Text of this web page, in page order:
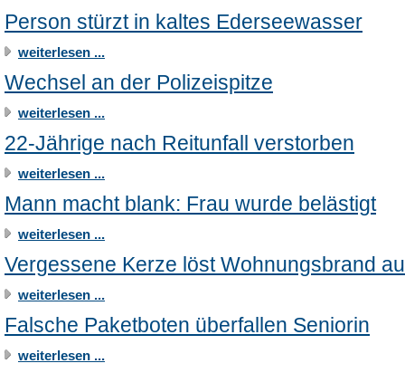
Person stürzt in kaltes Ederseewasser
weiterlesen ...
Wechsel an der Polizeispitze
weiterlesen ...
22-Jährige nach Reitunfall verstorben
weiterlesen ...
Mann macht blank: Frau wurde belästigt
weiterlesen ...
Vergessene Kerze löst Wohnungsbrand
weiterlesen ...
Falsche Paketboten überfallen Seniorin
weiterlesen ...